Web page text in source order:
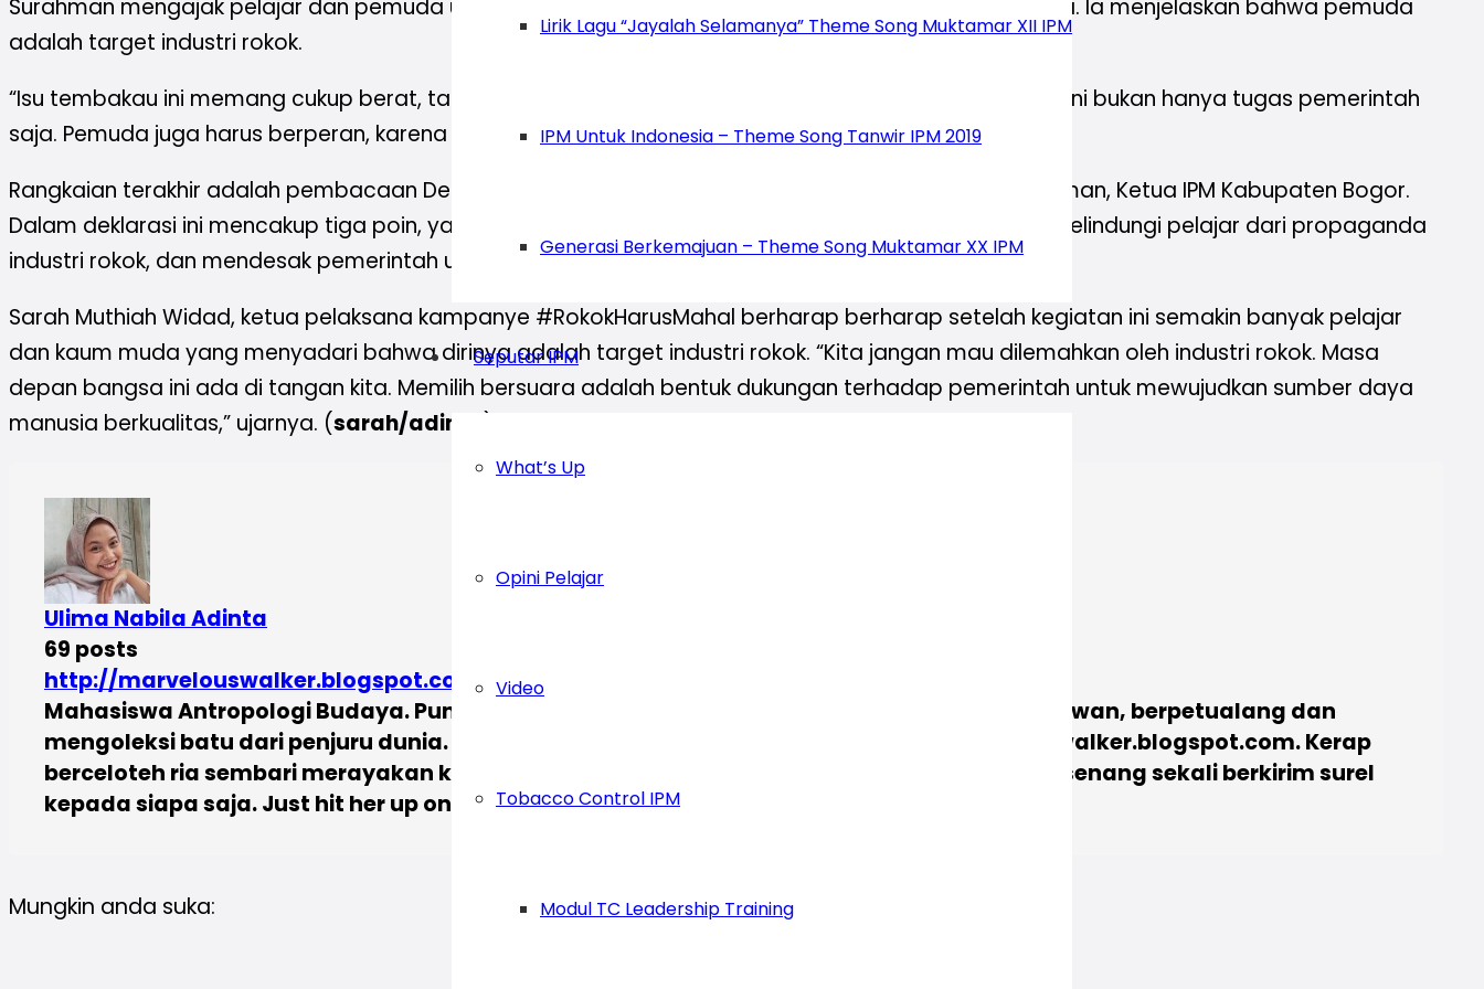
Lirik Lagu “Jayalah Selamanya” Theme Song Muktamar XII IPM
IPM Untuk Indonesia – Theme Song Tanwir IPM 2019
Generasi Berkemajuan – Theme Song Muktamar XX IPM
Seputar IPM
What’s Up
Opini Pelajar
Video
Tobacco Control IPM
Modul TC Leadership Training
Surahman mengajak pelajar dan pemuda untuk terlibat dalam penekanan konsumsi rokok di Indonesia. Ia menjelaskan bahwa pemuda
adalah target industri rokok.
“Isu tembakau ini memang cukup berat, tapi tidak akan ada perubahan jika kita tidak memulai. Tugas ini bukan hanya tugas pemerintah
saja. Pemuda juga harus berperan, karena pemerintah pun mendengar suara kita,” kata Margianta.
Rangkaian terakhir adalah pembacaan Deklarasi Pelajar Unggul tanpa Rokok yang dipandu oleh M. Firman, Ketua IPM Kabupaten Bogor.
Dalam deklarasi ini mencakup tiga poin, yaitu sebagai pelajar memiliki hak hidup sehat tanpa rokok, melindungi pelajar dari propaganda
industri rokok, dan mendesak pemerintah untuk meratifikasi FCTC.
Sarah Muthiah Widad, ketua pelaksana kampanye #RokokHarusMahal berharap berharap setelah kegiatan ini semakin banyak pelajar
dan kaum muda yang menyadari bahwa dirinya adalah target industri rokok. “Kita jangan mau dilemahkan oleh industri rokok. Masa
depan bangsa ini ada di tangan kita. Memilih bersuara adalah bentuk dukungan terhadap pemerintah untuk mewujudkan sumber daya
manusia berkualitas,” ujarnya. (sarah/adinta
Ulima Nabila Adinta
69 posts
http://marvelouswalker.blogspot.com
Mahasiswa Antropologi Budaya. Punya nama samaran Nabiloski De Pellegrini. Gemar berkawan, berpetualang dan
mengoleksi batu dari penjuru dunia. Catatan kecil perjalanannya bisa diintip di marvelouswalker.blogspot.com. Kerap
berceloteh ria sembari merayakan kisah hidupnya di akun instagram: @nabiladinta, serta senang sekali berkirim surel
kepada siapa saja. Just hit her up on
ulimanabilaadinta@gmail.com
Mungkin anda suka: